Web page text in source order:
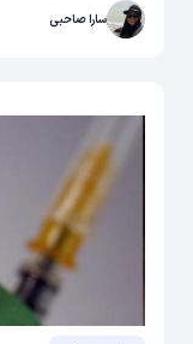
بالاتری دارد. ابتلا به
هپاتیت a می‌شود.
سارا صاحبی